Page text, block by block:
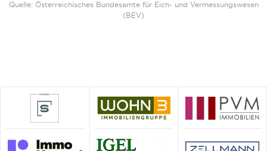
Quelle: Österreichisches Bundesamte für Eich- und Vermessungswesen
(BEV)